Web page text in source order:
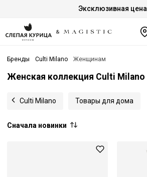
Эксклюзивная цена
Бренды Culti Milano Женщинам
Женская коллекция Culti Milano
Culti Milano Товары для дома
Сначала новинки